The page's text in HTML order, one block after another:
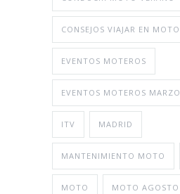
CONSEJOS VIAJAR EN MOTO
EVENTOS MOTEROS
EVENTOS MOTEROS MARZO
ITV MADRID
MANTENIMIENTO MOTO
MOTO MOTO AGOSTO